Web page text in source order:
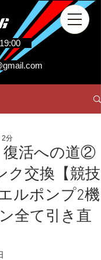
19:00
復活への道②
ク交換【競技
ルポンプ2機
全て引き直
2分